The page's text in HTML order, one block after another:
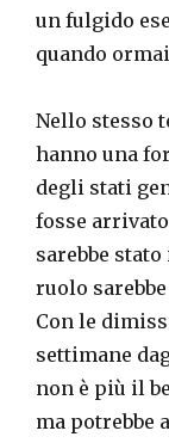
un fulgido
quando
Nello stesso
hanno una
degli stati
fosse
sarebbe
ruolo
Con le
settimane
non è più il
ma potrebbe